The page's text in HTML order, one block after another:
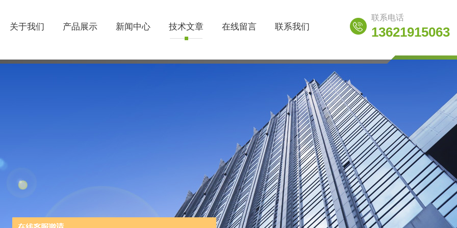
关于我们 产品展示 新闻中心 技术文章 在线留言 联系我们
联系电话
13621915063